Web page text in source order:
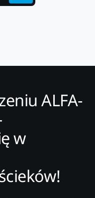
ALFA-
w